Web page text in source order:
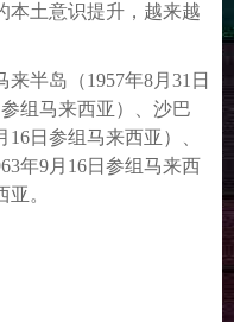
本土意识提升，越来越
半岛（1957年8月31日
组马来西亚）、沙巴
16日参组马来西亚）、
年9月16日参组马来西
。